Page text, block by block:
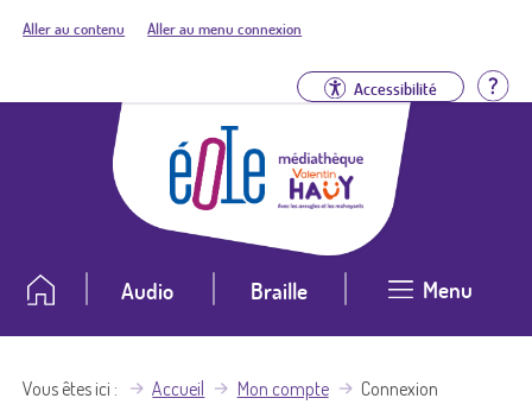
Aller au contenu Aller au menu connexion
Accessibilité
Audio Braille Menu
Vous êtes ici Accueil Mon compte Connexion